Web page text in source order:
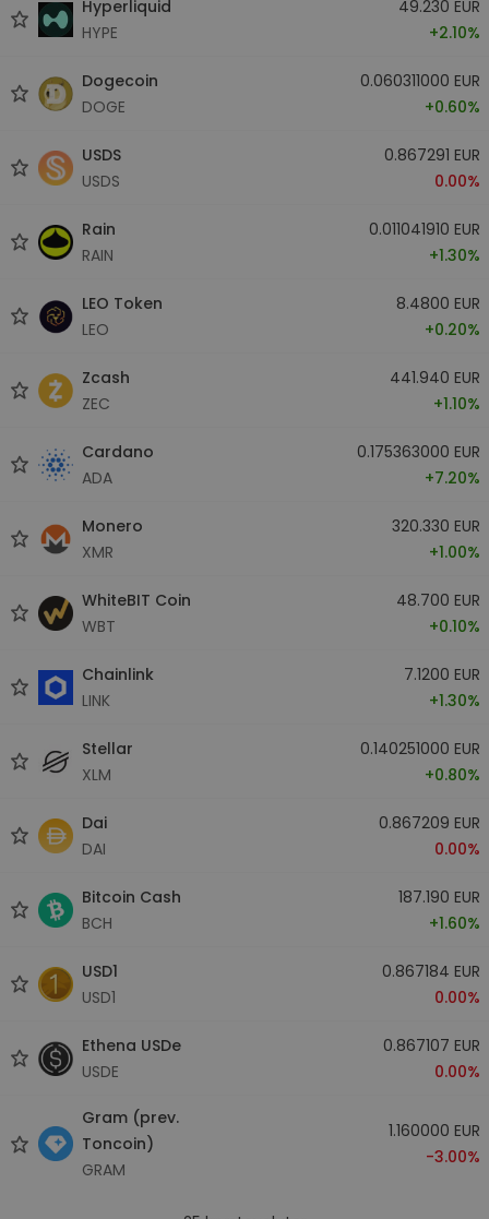
Hyperliquid
HYPE
49.230 EUR
+2.10%
Dogecoin
DOGE
0.060311000 EUR
+0.60%
USDS
USDS
0.867291 EUR
0.00%
Rain
RAIN
0.011041910 EUR
+1.30%
LEO Token
LEO
8.4800 EUR
+0.20%
Zcash
ZEC
441.940 EUR
+1.10%
Cardano
ADA
0.175363000 EUR
+7.20%
Monero
XMR
320.330 EUR
+1.00%
WhiteBIT Coin
WBT
48.700 EUR
+0.10%
Chainlink
LINK
7.1200 EUR
+1.30%
Stellar
XLM
0.140251000 EUR
+0.80%
Dai
DAI
0.867209 EUR
0.00%
Bitcoin Cash
BCH
187.190 EUR
+1.60%
USD1
USD1
0.867184 EUR
0.00%
Ethena USDe
USDE
0.867107 EUR
0.00%
Gram (prev.
Toncoin)
GRAM
1.160000 EUR
-3.00%